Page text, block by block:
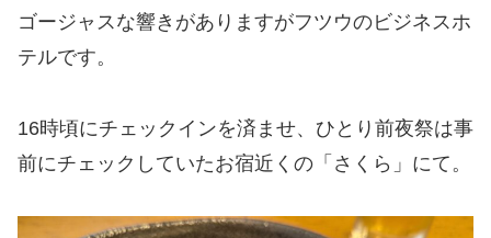
ゴージャスな響きがありますがフツウのビジネスホ
テルです。
16時頃にチェックインを済ませ、ひとり前夜祭は事
前にチェックしていたお宿近くの「さくら」にて。